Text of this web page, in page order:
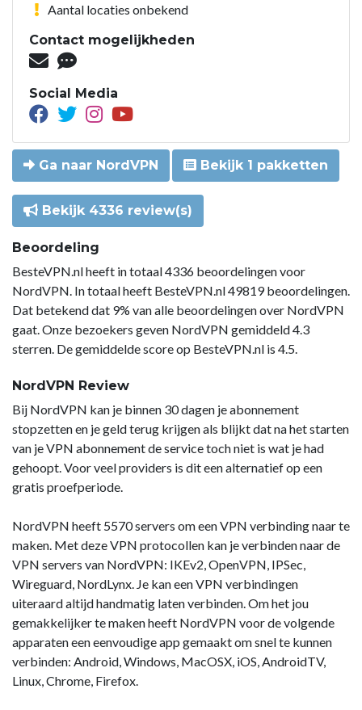
Aantal locaties onbekend
Contact mogelijkheden
Social Media
Ga naar NordVPN Bekijk 1 pakketten
Bekijk 4336 review(s)
Beoordeling
BesteVPN.nl heeft in totaal 4336 beoordelingen voor
NordVPN. In totaal heeft BesteVPN.nl 49819 beoordelingen.
Dat betekend dat 9% van alle beoordelingen over NordVPN
gaat. Onze bezoekers geven NordVPN gemiddeld 4.3
sterren. De gemiddelde score op BesteVPN.nl is 4.5.
NordVPN Review
Bij NordVPN kan je binnen 30 dagen je abonnement
stopzetten en je geld terug krijgen als blijkt dat na het starten
van je VPN abonnement de service toch niet is wat je had
gehoopt. Voor veel providers is dit een alternatief op een
gratis proefperiode.
NordVPN heeft 5570 servers om een VPN verbinding naar te
maken. Met deze VPN protocollen kan je verbinden naar de
VPN servers van NordVPN: IKEv2, OpenVPN, IPSec,
Wireguard, NordLynx. Je kan een VPN verbindingen
uiteraard altijd handmatig laten verbinden. Om het jou
gemakkelijker te maken heeft NordVPN voor de volgende
apparaten een eenvoudige app gemaakt om snel te kunnen
verbinden: Android, Windows, MacOSX, iOS, AndroidTV,
Linux, Chrome, Firefox.